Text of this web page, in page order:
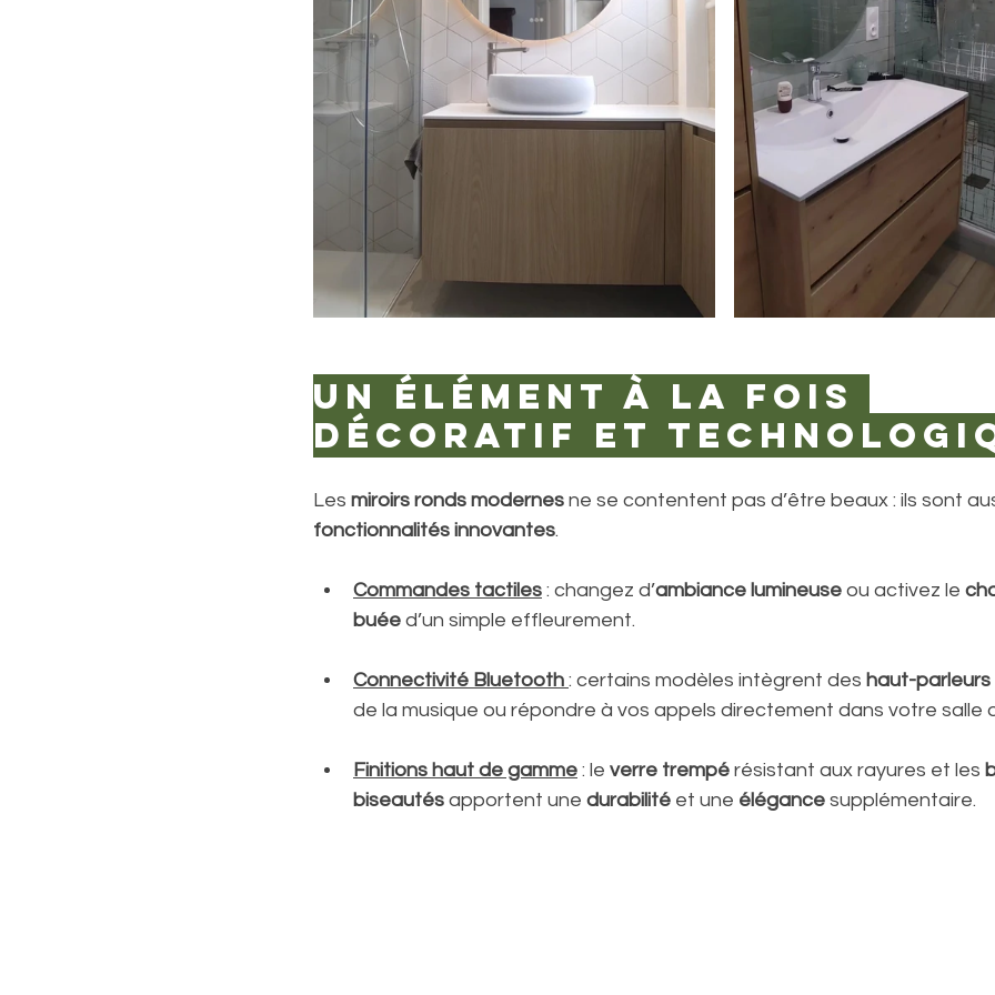
Un élément à la fois
décoratif et
Les miroirs ronds modernes ne se contentent pas d’être beaux : ils sont
fonctionnalités innovantes.
Commandes tactiles : changez d’ambiance lumineuse ou activez le
buée d’un simple effleurement.
Connectivité Bluetooth : certains modèles intègrent des haut-parleurs
de la musique ou répondre à vos appels directement dans votre salle
Finitions haut de gamme : le verre trempé résistant aux rayures et les
biseautés apportent une durabilité et une élégance supplémentaire.